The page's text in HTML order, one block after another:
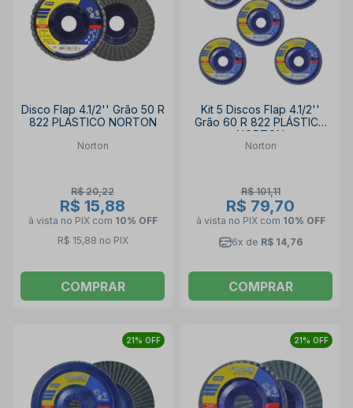
Disco Flap 4.1/2'' Grão 50 R
822 PLASTICO NORTON
Norton
R$ 20,22
R$ 15,88
à vista no PIX com 10% OFF
R$ 15,88 no PIX
COMPRAR
Kit 5 Discos Flap 4.1/2''
Grão 60 R 822 PLÁSTICO
NORTON
Norton
R$ 101,11
R$ 79,70
à vista no PIX com 10% OFF
6x de R$ 14,76
COMPRAR
21% OFF 21% OFF